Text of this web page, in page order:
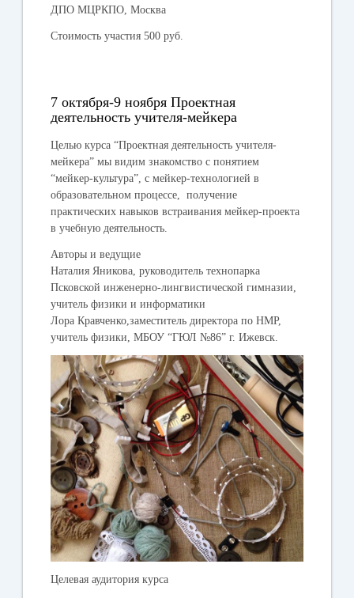
ДПО МЦРКПО, Москва
Стоимость участия 500 руб.
7 октября-9 ноября Проектная
деятельность учителя-мейкера
Целью курса “Проектная деятельность учителя-
мейкера” мы видим знакомство с понятием
“мейкер-культура”, с мейкер-технологией в
образовательном процессе, получение
практических навыков встраивания мейкер-проекта
в учебную деятельность.
Авторы и ведущие
Наталия Яникова, руководитель технопарка
Псковской инженерно-лингвистической гимназии,
учитель физики и информатики
Лора Кравченко,заместитель директора по НМР,
учитель физики, МБОУ “ГЮЛ №86” г. Ижевск.
Целевая аудитория курса